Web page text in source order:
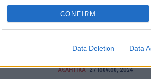
CONFIRM
Data Deletion Data
– rpn
Πολυζωγοπούλου για
ώρα, ήταν έγκλημα – rpn
ΑΘΛΗΤΙΚΑ 27 Ιουνίου, 2024